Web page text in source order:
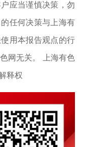
应当谨慎决策，勿
任何决策与上海有
用本报告观点的行
网无关。 上海有色
释权